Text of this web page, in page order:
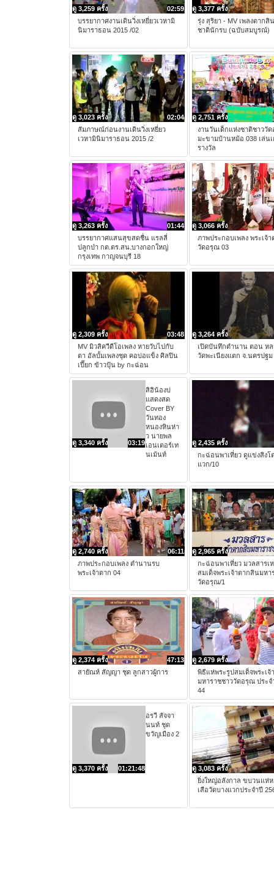
02:59
ดู 3,259 ครั้ง
บรรยากาศงานเดินวิ่งเหยี่ยวเวหามิ
นิมาราธอน 2015 /02
ดู 3,377 ครั้ง
รุ่ง สุริยา - MV เพลงตากสิ
ชาตินักรบ (ฉบับสมบูรณ์)
02:04
ดู 3,023 ครั้ง
สัมภาษณ์ก่อนงานเดินวิ่งเหยี่ยว
เวหามินิมาราธอน 2015 /2
ดู 2,751 ครั้ง
งานวันเด็กแห่งชาติชาววั
มะขามบ้านหม้อ 038 เล่น
รางวัล
01:44
ดู 3,263 ครั้ง
บรรยากาศแสนสุขสดชื่น แรลลี่
ปลูกป่า กต.ตร.สน.บางกอกใหญ่
กรุงเทพ กาญจนบุรี 18
ดู 3,066 ครั้ง
ภาพประกอบเพลง พระเจ้า
วัดอรุณ 03
03:48
ดู 2,309 ครั้ง
MV มิวสิควีดีโอเพลง หายวับไปกับ
ตา อัลบั้มเพลงชุด คอบ่อแข็ง ศิลปิน
เปี๊ยก ข้าวปุ้น by กะฉ่อน
ดู 3,264 ครั้ง
เปิดบันทึกตำนาน ตอน หล
วัดพะเนียงแตก จ.นครปฐม
03:19
ดู 3,340 ครั้ง
สิฮิน้องบ่
แสดงสด
Cover BY
วันทอง
หนองหินห่า
ว นายพล
เอนเตอร์เท
นเม้นท์
ดู 2,435 ครั้ง
กะฉ่อนพาเที่ยว ดูแข่งสิงโ
แวก/10
06:11
ดู 2,740 ครั้ง
ภาพประกอบเพลง ตำนานรบ
พระเจ้าตาก 04
ดู 2,965 ครั้ง
กะฉ่อนพาเที่ยว มวลสารเ
สมเด็จพระเจ้าตากสินมหา
วัดอรุณ/1
47:13
ดู 2,374 ครั้ง
สายัณห์ สัญญา ชุด ลูกสาวผู้การ
ดู 2,679 ครั้ง
พิธีแห่พระรูปสมเด็จพระเจ้
มหาราชชาววัดอรุณ ประจ
44
01:21:48
ดู 3,370 ครั้ง
อรวี สัจจา
นนท์ ชุด
ขวัญเมือง 2
ดู 3,083 ครั้ง
ยิ่งใหญ่อลังกาล ขบวนแห่
เสือวัดบางแวกประจำปี